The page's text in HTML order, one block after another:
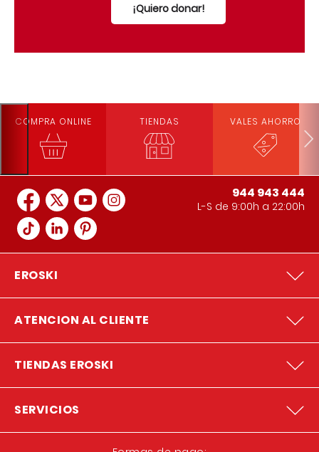
¡Quiero donar!
COMPRA ONLINE TIENDAS VALES AHORRO
944 943 444
L-S de 9:00h a 22:00h
EROSKI
ATENCION AL CLIENTE
TIENDAS EROSKI
SERVICIOS